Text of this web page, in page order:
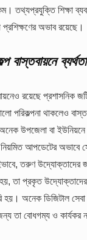
তথ্যপ্রযুক্তি শিক্ষা
অভাব রয়েছে।
বাস্তবায়নে ব্যর্থতা
রয়েছে প্রশাসনিক
ভালো পরিকল্পনা থাকলেও
উপজেলা বা ইউনিয়নে
আপডেটের অভাবে
তরুণ উদ্যোক্তাদের
তা প্রকৃত উদ্যোক্তাদের
হয়। অনেক ডিজিটাল
তা বোধগম্য ও কার্যকর